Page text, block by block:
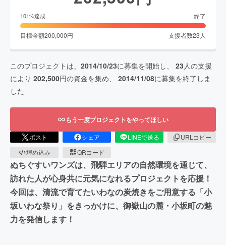
101%達成 終了
目標金額200,000円 支援者数23 人
このプロジェクトは、 2014/10/23に募集を開始し、 23 人の支援
により 202,500円の資金を集め、 2014/11/08に募集を終了しま
した
もう一度プロジェクトをやってほしい
ポスト シェア LINEで送る
URLコピー
埋め込み
QRコード
ぬちぐすいワンズは、飛騨エリアの自然環境を通じて、
訪れた人が心身共に元気になれるプロジェクトを応援！
今回は、清流で育てたいわなの炭焼きをご用意する「小
坂いわな祭り」をきっかけに、御嶽山の麓・小坂町の魅
力を発信します！